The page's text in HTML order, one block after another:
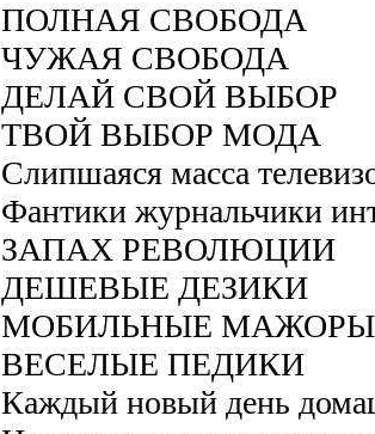
ПОЛНАЯ СВОБОДА
ЧУЖАЯ СВОБОДА
ДЕЛАЙ СВОЙ ВЫБОР
ТВОЙ ВЫБОР МОДА
Слипшаяся масса
Фантики журнальчики
ЗАПАХ РЕВОЛЮЦИИ
ДЕШЕВЫЕ ДЕЗИКИ
МОБИЛЬНЫЕ МАЖОРЫ
ВЕСЕЛЫЕ ПЕДИКИ
Каждый новый день